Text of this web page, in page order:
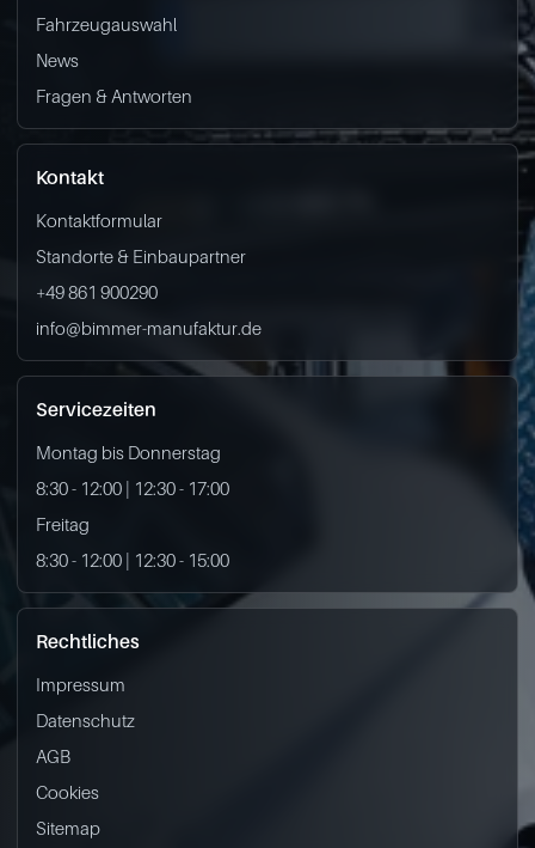
Fahrzeugauswahl
News
Fragen & Antworten
Kontakt
Kontaktformular
Standorte & Einbaupartner
+49 861 900290
info@bimmer-manufaktur.de
Servicezeiten
Montag bis Donnerstag
8:30 - 12:00 | 12:30 - 17:00
Freitag
8:30 - 12:00 | 12:30 - 15:00
Rechtliches
Impressum
Datenschutz
AGB
Cookies
Sitemap